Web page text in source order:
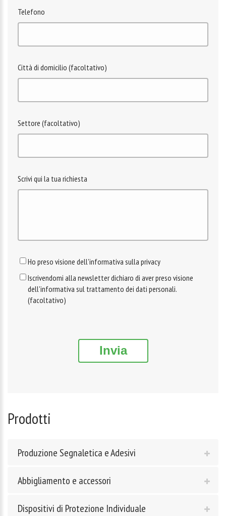
Telefono
Città di domicilio (facoltativo)
Settore (facoltativo)
Scrivi qui la tua richiesta
Ho preso visione dell'informativa sulla privacy
Iscrivendomi alla newsletter dichiaro di aver preso visione
dell'informativa sul trattamento dei dati personali.
(facoltativo)
Invia
Prodotti
Produzione Segnaletica e Adesivi
Abbigliamento e accessori
Dispositivi di Protezione Individuale